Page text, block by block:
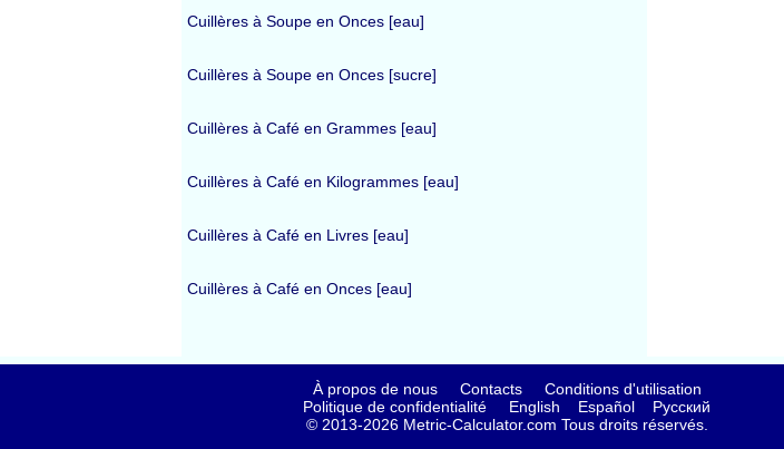
Cuillères à Soupe en Onces [eau]
Cuillères à Soupe en Onces [sucre]
Cuillères à Café en Grammes [eau]
Cuillères à Café en Kilogrammes [eau]
Cuillères à Café en Livres [eau]
Cuillères à Café en Onces [eau]
À propos de nous Contacts
Conditions d'utilisation
Politique de confidentialité
English Español
Русский
© 2013-2026 Metric-Calculator.com Tous droits réservés.